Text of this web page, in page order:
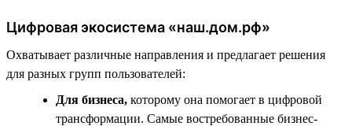
Цифровая экосистема «наш.дом.рф»
Охватывает различные направления и предлагает решения
для разных групп пользователей:
Для бизнеса, которому она помогает в цифровой
трансформации. Самые востребованные бизнес-